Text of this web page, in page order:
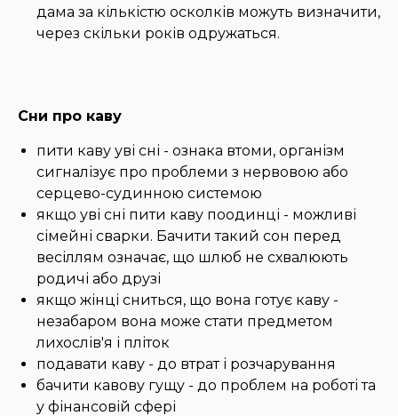
дама за кількістю осколків можуть визначити,
через скільки років одружаться.
Сни про каву
пити каву уві сні - ознака втоми, організм
сигналізує про проблеми з нервовою або
серцево-судинною системою
якщо уві сні пити каву поодинці - можливі
сімейні сварки. Бачити такий сон перед
весіллям означає, що шлюб не схвалюють
родичі або друзі
якщо жінці сниться, що вона готує каву -
незабаром вона може стати предметом
лихослів'я і пліток
подавати каву - до втрат і розчарування
бачити кавову гущу - до проблем на роботі та
у фінансовій сфері